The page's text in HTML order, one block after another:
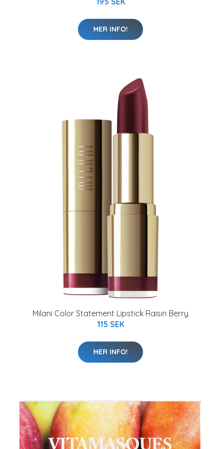
MER INFO!
Milani Color Statement Lipstick Raisin Berry
115 SEK
MER INFO!